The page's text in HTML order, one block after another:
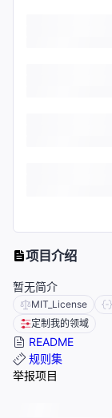
项目介绍
暂无简介
MIT_License
定制我的领域
README
规则集
举报项目